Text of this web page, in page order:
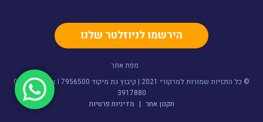
הירשמו לניוזלטר שלנו
מפת אתר
© כל הזכויות שמורות למרקורי 2021 | קיבוץ גת מיקוד 7956500 I צור קשר- 052-
3917880
תקנון אתר | מדיניות פרטיות